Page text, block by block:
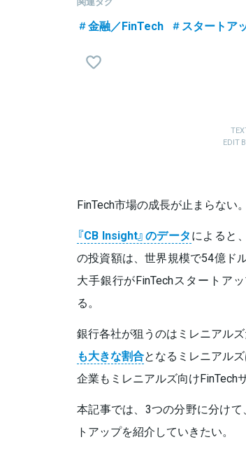
金融／FinTech スタートア
EDIT
FinTech市場の成長が止まらない。
『CB Insight』のデータによると
の投資額は、世界規模で54億ド
大手銀行がFinTechスタートア
る。
銀行各社が狙うのはミレニアルズ
も大きな割合となるミレニアル
企業もミレニアルズ向けFinTech
本記事では、3つの分野に分け
トアップを紹介していきたい。